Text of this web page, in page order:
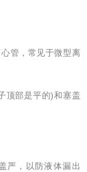
管，常见于微型离
顶部是平的)和塞盖
严，以防液体漏出